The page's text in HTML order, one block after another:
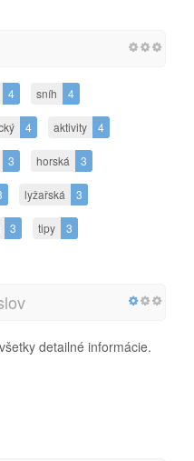
4 sníh 4
4 aktivity 4
3 horská 3
lyžařská 3
3 tipy 3
detailné informácie.